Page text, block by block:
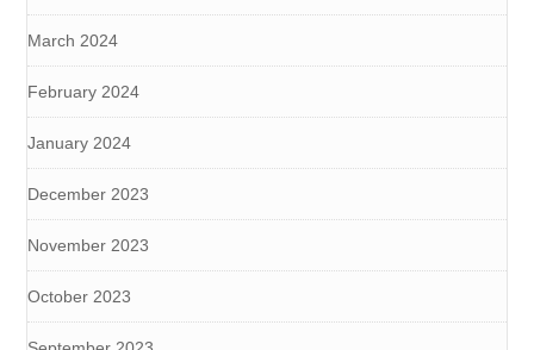
March 2024
February 2024
January 2024
December 2023
November 2023
October 2023